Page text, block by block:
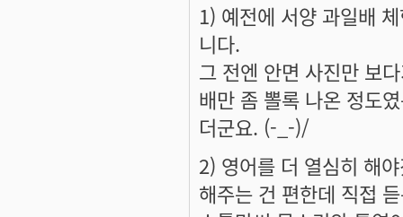
1) 예전에 서양 과일배
니다.
그 전엔 안면 사진만 보
배만 좀 뽈록 나온 정도
더군요. (-_-)/
2) 영어를 더 열심히 해
해주는 건 편한데 직접